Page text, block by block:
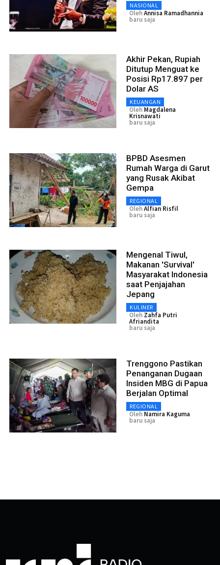
NASIONAL
OlehAnnisa Ramadhannia
baru saja
Akhir Pekan, Rupiah
Ditutup Menguat ke
Posisi Rp17.897 per
Dolar AS
KEUANGAN
Oleh Magdalena
Krisnawati
baru saja
BPBD Asesmen
Rumah Warga di Garut
yang Rusak Akibat
Gempa
REGIONAL
OlehAlfian Risfil
baru saja
Mengenal Tiwul,
Makanan 'Survival'
Masyarakat Indonesia
saat Penjajahan
Jepang
KULINER
Oleh Zahfa Putri
Afriandita
baru saja
Trenggono Pastikan
Penanganan Dugaan
Insiden MBG di Papua
Berjalan Optimal
REGIONAL
Oleh Namira Kaguma
baru saja